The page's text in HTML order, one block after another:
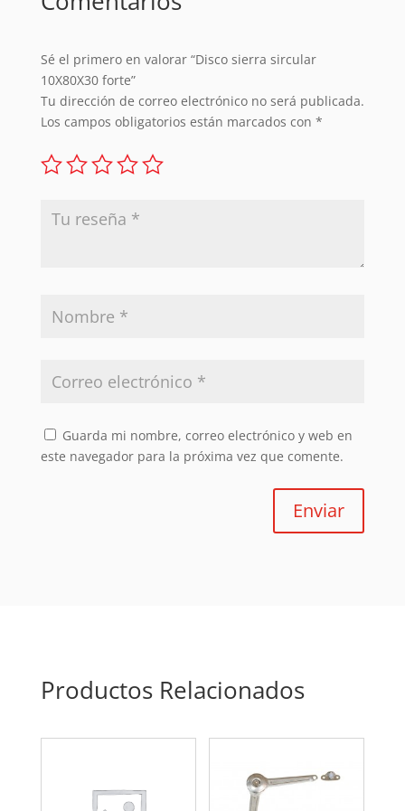
Sé el primero en valorar “Disco sierra sircular
10X80X30 forte”
Tu dirección de correo electrónico no será publicada.
Los campos obligatorios están marcados con *
Guarda mi nombre, correo electrónico y web en
este navegador para la próxima vez que comente.
Enviar
Productos Relacionados